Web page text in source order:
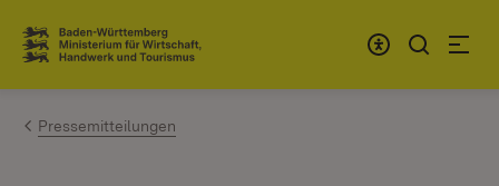
Zum Inhalt springen
Link zur Startseite
Pressemitteilungen